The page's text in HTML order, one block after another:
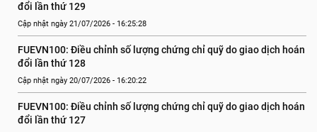
đổi lần thứ 129
Cập nhật ngày 21/07/2026 - 16:25:28
FUEVN100: Điều chỉnh số lượng chứng chỉ quỹ do giao dịch hoán
đổi lần thứ 128
Cập nhật ngày 20/07/2026 - 16:20:22
FUEVN100: Điều chỉnh số lượng chứng chỉ quỹ do giao dịch hoán
đổi lần thứ 127